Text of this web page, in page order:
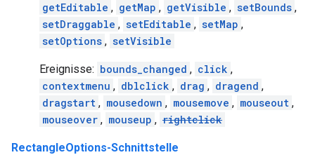
getEditable , getMap , getVisible , setBounds ,
setDraggable , setEditable , setMap ,
setOptions , setVisible
Ereignisse: bounds_changed , click ,
contextmenu , dblclick , drag , dragend ,
dragstart , mousedown , mousemove , mouseout ,
mouseover , mouseup , rightclick
RectangleOptions-Schnittstelle